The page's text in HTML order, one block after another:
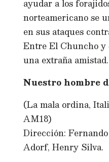
ayudar a los
norteamericano se
en sus ataques
Entre El Chuncho y
una extraña amistad.
Nuestro hombre
(La mala ordina,
AM18)
Dirección:
Adorf, Henry Silva.